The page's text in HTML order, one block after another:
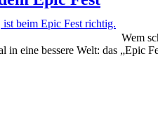
Wem
eine bessere Welt: das „Epic